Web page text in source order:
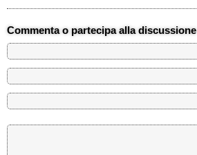
Commenta o partecipa alla discussione